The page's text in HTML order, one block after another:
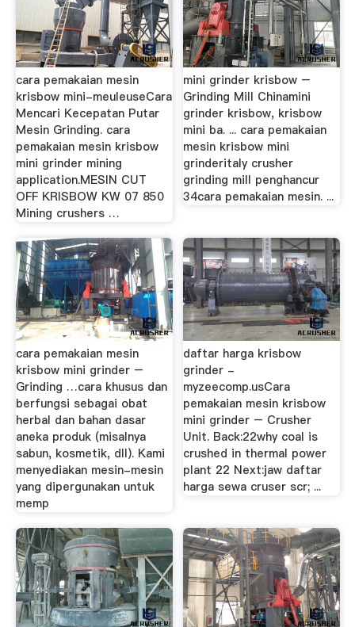
cara pemakaian mesin
krisbow mini-meuleuseCara
Mencari Kecepatan Putar
Mesin Grinding. cara
pemakaian mesin krisbow
mini grinder mining
application.MESIN CUT
OFF KRISBOW KW 07 850
Mining crushers …
mini grinder krisbow –
Grinding Mill Chinamini
grinder krisbow, krisbow
mini ba. ... cara pemakaian
mesin krisbow mini
grinderitaly crusher
grinding mill penghancur
34cara pemakaian mesin. ...
cara pemakaian mesin
krisbow mini grinder –
Grinding …cara khusus dan
berfungsi sebagai obat
herbal dan bahan dasar
aneka produk (misalnya
sabun, kosmetik, dll). Kami
menyediakan mesin-mesin
yang dipergunakan untuk
memp
daftar harga krisbow
grinder -
myzeecomp.usCara
pemakaian mesin krisbow
mini grinder – Crusher
Unit. Back:22why coal is
crushed in thermal power
plant 22 Next:jaw daftar
harga sewa cruser scr; ...